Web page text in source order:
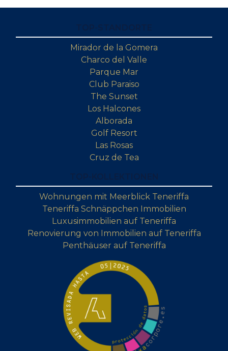
Mirador de la Gomera
Charco del Valle
Parque Mar
Club Paraiso
The Sunset
Los Halcones
Alborada
Golf Resort
Las Rosas
Cruz de Tea
Wohnungen mit Meerblick Teneriffa
Teneriffa Schnäppchen Immobilien
Luxusimmobilien auf Teneriffa
Renovierung von Immobilien auf Teneriffa
Penthäuser auf Teneriffa